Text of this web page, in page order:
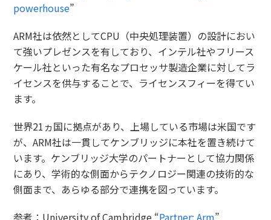
powerhouse”
ARM社は依然としてCPU（中央処理装置）の設計におい
て強いプレゼンスを有しており、インテル社やフリース
ケール社といった有名なプロセッサ製造企業に対してラ
イセンスを供与することで、ライセンスフィーを得てい
ます。
世界21ヵ国に拠点があり、上場している市場は米国です
が、ARM社は一貫してケンブリッジに本社を置き続けて
います。ケンブリッジ大学のパートナーとして協力関係
にあり、学術的な側面からテクノロジー関連の技術的な
側面まで、あらゆる部分で連携を図っています。
参考：University of Cambridge “Partner: Arm”